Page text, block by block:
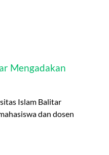
Mengadakan
Islam Balitar
dan dosen